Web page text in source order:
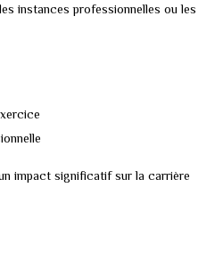
instances professionnelles ou les
impact significatif sur la carrière